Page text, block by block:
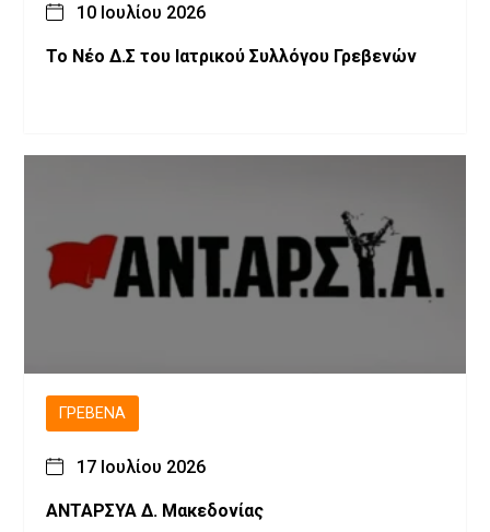
10 Ιουλίου 2026
Το Νέο Δ.Σ του Ιατρικού Συλλόγου Γρεβενών
ΓΡΕΒΕΝΆ
17 Ιουλίου 2026
ΑΝΤΑΡΣΥΑ Δ. Μακεδονίας